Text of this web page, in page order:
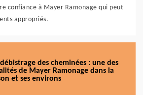
confiance à Mayer Ramonage qui peut
appropriés.
des cheminées : une des
de Mayer Ramonage dans la
et ses environs